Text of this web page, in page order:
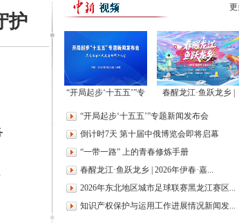
护
更
“开局起步‘十五五’”专
春醒龙江·鱼跃龙乡 |
主题文化日
“开局起步‘十五五’”专题新闻发布会
倒计时7天 第十届中俄博览会即将启幕
“一带一路” 上的青春修炼手册
春醒龙江·鱼跃龙乡 | 2026年伊春·嘉...
2026年东北地区城市足球联赛黑龙江赛区...
知识产权保护与运用工作进展情况新闻发...